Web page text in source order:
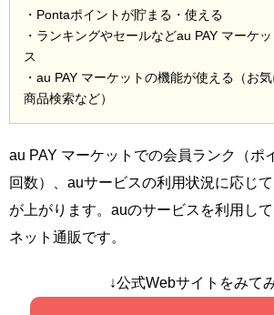
・Pontaポイントが貯まる・使える
・ランキングやセールなどau PAY マーケ
ス
・au PAY マーケットの機能が使える（お気
商品検索など）
au PAY マーケットでの会員ランク（ポ
回数）、auサービスの利用状況に応じ
が上がります。auのサービスを利用し
ネット通販です。
↓公式Webサイトをみて